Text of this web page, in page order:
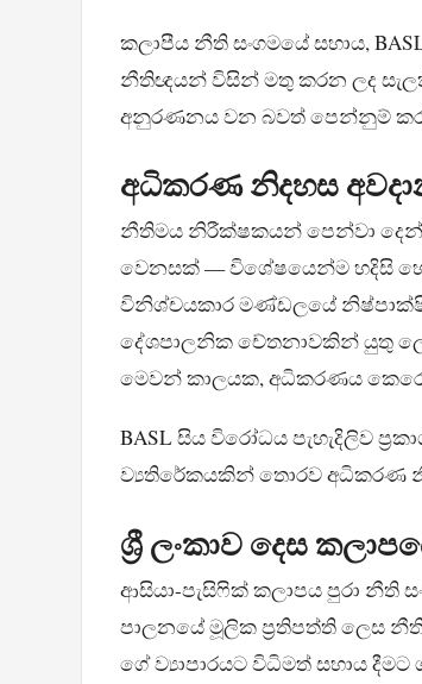
කලාපීය නීති සංගමයේ සහාය,
නීතිඥයන් විසින් මතු කරන ලද
අනුරණනය වන බවත් පෙන්නුම්
අධිකරණ නිදහස
නීතිමය නිරීක්ෂකයන් පෙන්වා
වෙනසක් — විශේෂයෙන්ම හදිසි
විනිශ්චයකාර මණ්ඩලයේ
දේශපාලනික චේතනාවකින් යුතු
මෙවන් කාලයක, අධිකරණය
BASL සිය විරෝධය පැහැදිලිව
ව්‍යතිරේකයකින් තොරව අධිකරණ
ශ්‍රී ලංකාව දෙස
ආසියා-පැසිෆික් කලාපය පුරා නීති
පාලනයේ මූලික ප්‍රතිපත්ති ලෙස
ගේ ව්‍යාපාරයට විධිමත් සහාය